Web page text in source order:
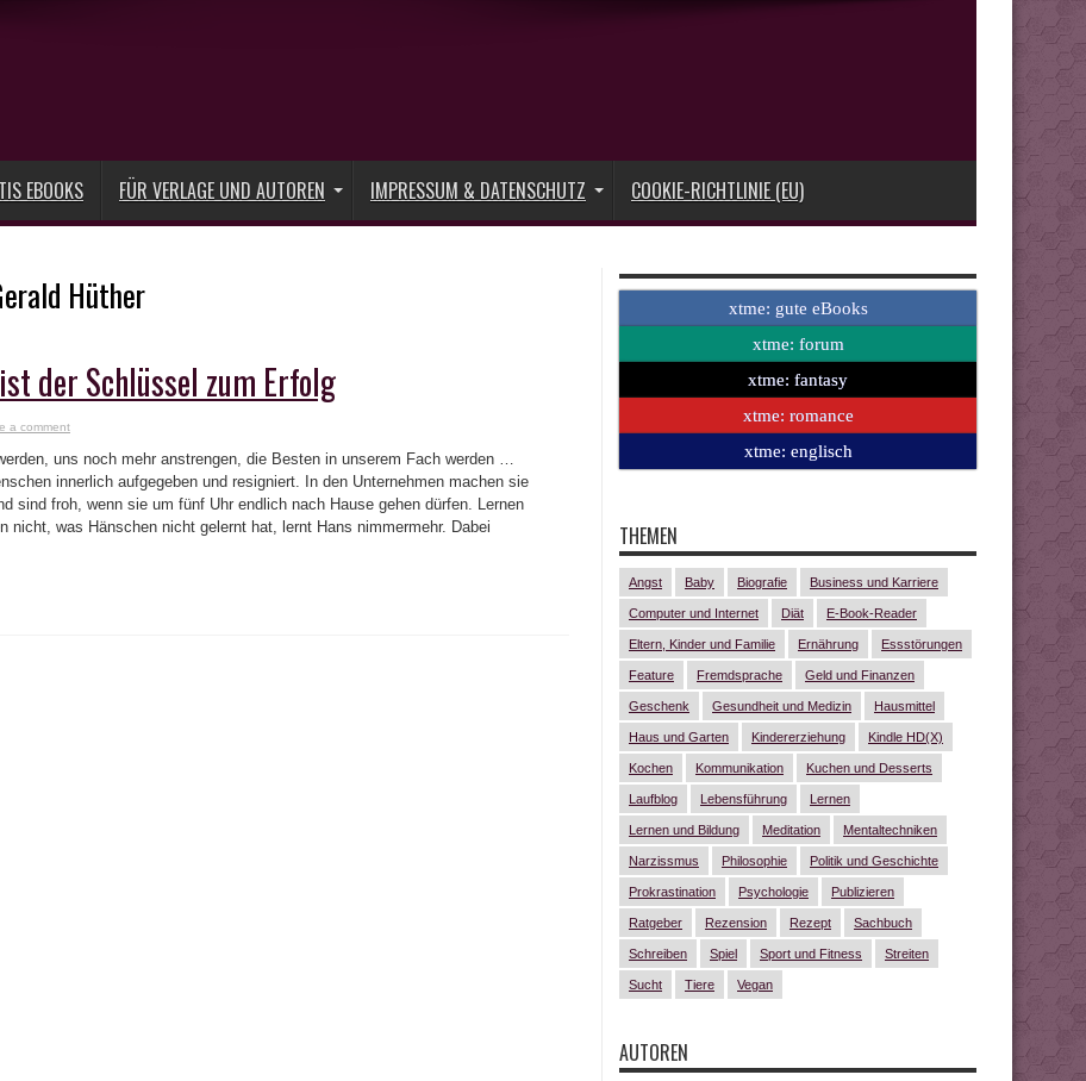
EBOOKS FÜR VERLAGE UND AUTOREN IMPRESSUM & DATENSCHUTZ COOKIE-RICHTLINIE (EU)
Hüther
der Schlüssel zum Erfolg
a comment
uns noch mehr anstrengen, die Besten in unserem Fach werden …
innerlich aufgegeben und resigniert. In den Unternehmen machen sie
sind froh, wenn sie um fünf Uhr endlich nach Hause gehen dürfen. Lernen
nicht, was Hänschen nicht gelernt hat, lernt Hans nimmermehr. Dabei
xtme: gute eBooks
xtme: forum
xtme: fantasy
xtme: romance
xtme: englisch
THEMEN
Angst Baby Biografie Business und Karriere
Computer und Internet Diät E-Book-Reader
Eltern, Kinder und Familie Ernährung Essstörungen
Feature Fremdsprache Geld und Finanzen
Geschenk Gesundheit und Medizin Hausmittel
Haus und Garten Kindererziehung Kindle HD(X)
Kochen Kommunikation Kuchen und Desserts
Laufblog Lebensführung Lernen
Lernen und Bildung Meditation Mentaltechniken
Narzissmus Philosophie Politik und Geschichte
Prokrastination Psychologie Publizieren
Ratgeber Rezension Rezept Sachbuch
Schreiben Spiel Sport und Fitness Streiten
Sucht Tiere Vegan
AUTOREN